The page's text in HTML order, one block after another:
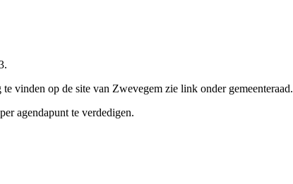
vinden op de site van Zwevegem zie link onder gemeenteraad.
agendapunt te verdedigen.